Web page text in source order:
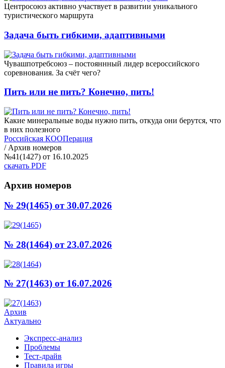
Центросоюз активно участвует в развитии уникального
туристического маршрута
Задача быть гибкими, адаптивными
Чувашпотребсоюз – постояннный лидер всероссийского
соревнования. За счёт чего?
Пить или не пить? Конечно, пить!
Какие минеральные воды нужно пить, откуда они берутся, что
в них полезного
Российская КООПерация
/ Архив номеров
№41(1427) от 16.10.2025
скачать PDF
Архив номеров
№ 29(1465) от 30.07.2026
№ 28(1464) от 23.07.2026
№ 27(1463) от 16.07.2026
Архив
Актуально
Экспресс-анализ
Проблемы
Тест-драйв
Правила игры